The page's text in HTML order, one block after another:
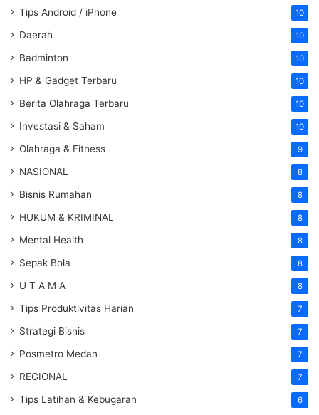
Tips Android / iPhone 10
Daerah 10
Badminton 10
HP & Gadget Terbaru 10
Berita Olahraga Terbaru 10
Investasi & Saham 10
Olahraga & Fitness 9
NASIONAL 8
Bisnis Rumahan 8
HUKUM & KRIMINAL 8
Mental Health 8
Sepak Bola 8
U T A M A 8
Tips Produktivitas Harian 7
Strategi Bisnis 7
Posmetro Medan 7
REGIONAL 7
Tips Latihan & Kebugaran 6